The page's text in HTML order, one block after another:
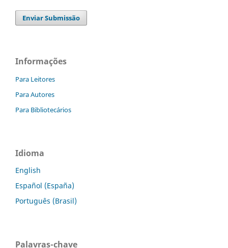
Enviar Submissão
Informações
Para Leitores
Para Autores
Para Bibliotecários
Idioma
English
Español (España)
Português (Brasil)
Palavras-chave